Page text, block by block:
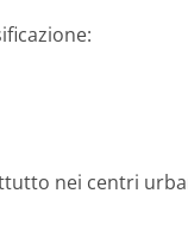
nei centri